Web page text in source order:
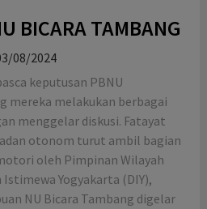
BICARA TAMBANG
08/2024
keputusan PBNU
mereka melakukan berbagai
menggelar diskusi. Fatayat
otonom turut ambil bagian
oleh Pimpinan Wilayah
Istimewa Yogyakarta (DIY),
NU Bicara Tambang digelar